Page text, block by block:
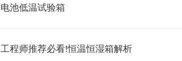
电池低温试验箱
工程师推荐必看!恒温恒湿箱解析